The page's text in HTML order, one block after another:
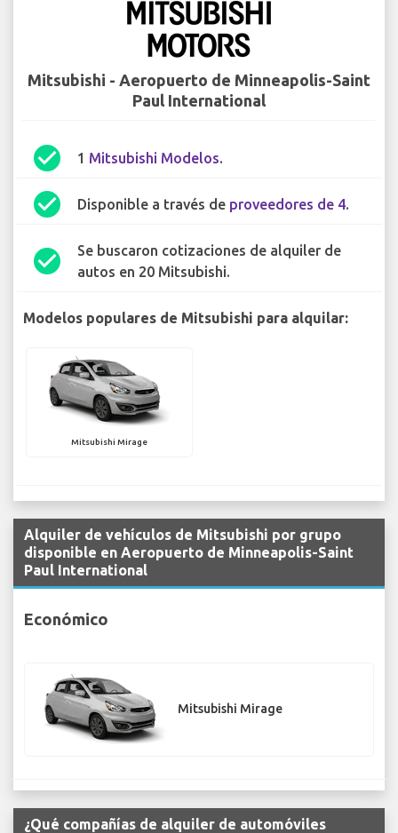
Mitsubishi - Aeropuerto de Minneapolis-Saint
Paul International
check_circle 1 Mitsubishi Modelos.
check_circle Disponible a través de proveedores de 4.
check_circle
Se buscaron cotizaciones de alquiler de
autos en 20 Mitsubishi.
Modelos populares de Mitsubishi para alquilar:
Mitsubishi Mirage
Alquiler de vehículos de Mitsubishi por grupo
disponible en Aeropuerto de Minneapolis-Saint
Paul International
Económico
Mitsubishi Mirage
¿Qué compañías de alquiler de automóviles